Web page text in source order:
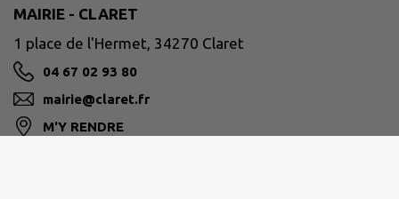
MAIRIE - CLARET
1 place de l'Hermet, 34270 Claret
04 67 02 93 80
mairie@claret.fr
M'Y RENDRE